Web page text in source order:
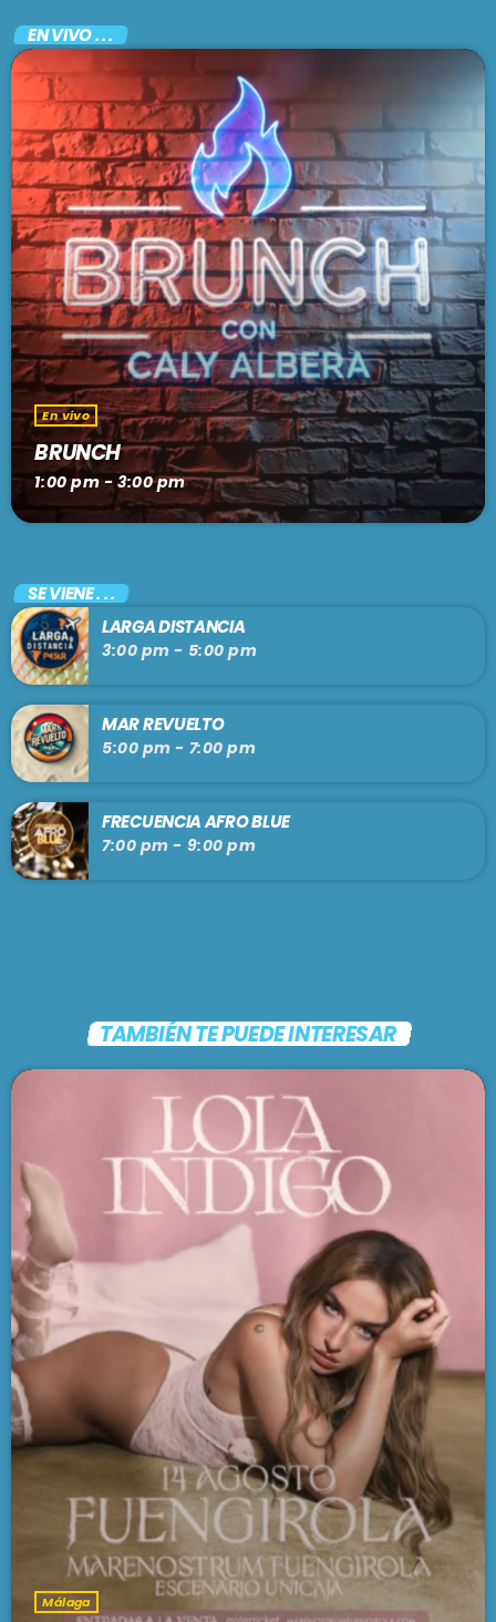
EN VIVO . . .
En vivo
BRUNCH
1:00 pm - 3:00 pm
SE VIENE . . .
LARGA DISTANCIA
3:00 pm - 5:00 pm
MAR REVUELTO
5:00 pm - 7:00 pm
FRECUENCIA AFRO BLUE
7:00 pm - 9:00 pm
TAMBIÉN TE PUEDE INTERESAR
Málaga